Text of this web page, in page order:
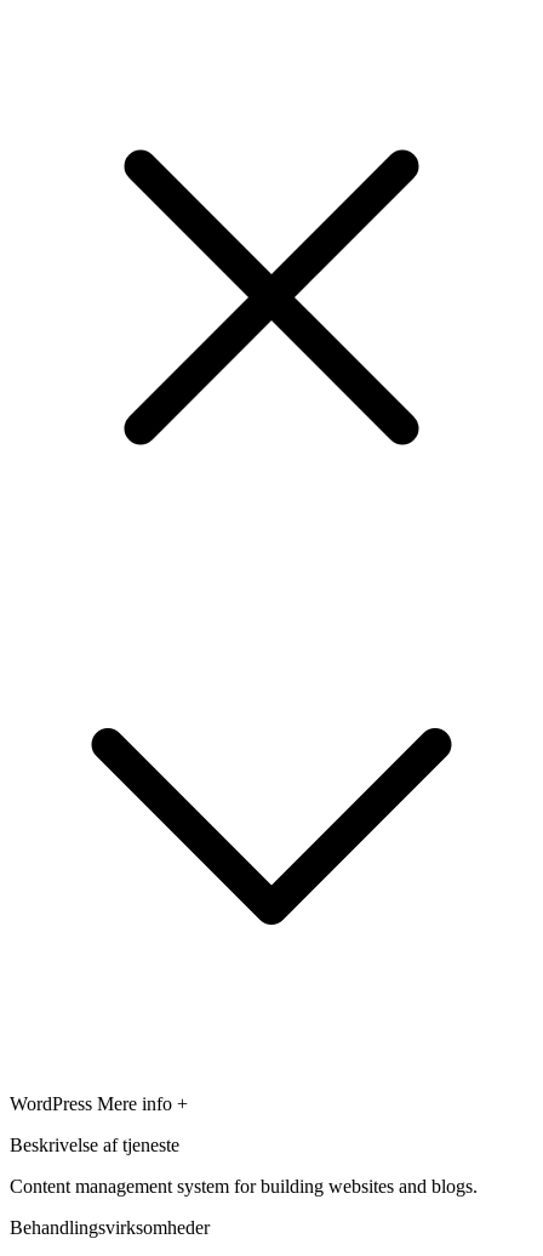
WordPress Mere info +
Beskrivelse af tjeneste
Content management system for building websites and blogs.
Behandlingsvirksomheder